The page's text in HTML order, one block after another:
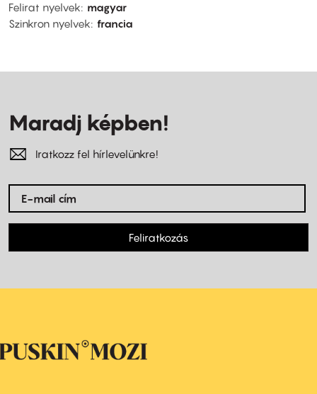
Felirat nyelvek
magyar
Szinkron nyelvek francia
Maradj képben!
Iratkozz fel hírlevelünkre!
Feliratkozás